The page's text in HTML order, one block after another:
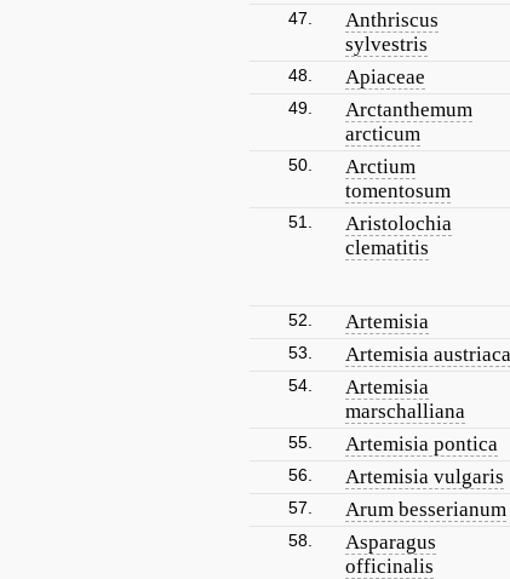
47.
Anthriscus
sylvestris
48. Apiaceae
49.
Arctanthemum
arcticum
50.
Arctium
tomentosum
51.
Aristolochia
clematitis
52. Artemisia
53.
Artemisia austriaca
54.
Artemisia
marschalliana
55. Artemisia pontica
56.
Artemisia vulgaris
57.
Arum besserianum
58.
Asparagus
officinalis